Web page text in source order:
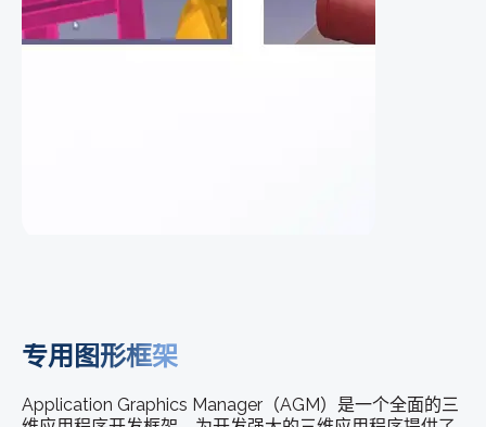
专用图形框架
Application Graphics Manager（AGM）是一个全面的三